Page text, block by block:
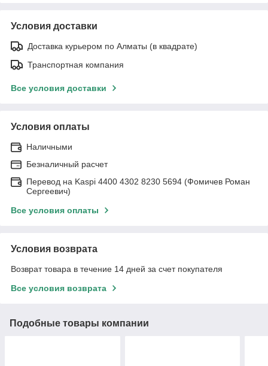
Условия доставки
Доставка курьером по Алматы (в квадрате)
Транспортная компания
Все условия доставки
Условия оплаты
Наличными
Безналичный расчет
Перевод на Kaspi 4400 4302 8230 5694 (Фомичев Роман
Сергеевич)
Все условия оплаты
Условия возврата
Возврат товара в течение 14 дней за счет покупателя
Все условия возврата
Подобные товары компании